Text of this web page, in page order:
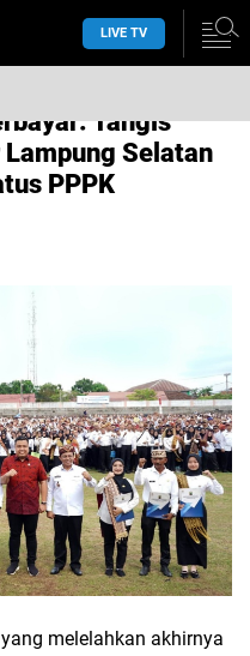
LIVE TV
Tangis
Selatan
PPPK
melelahkan akhirnya